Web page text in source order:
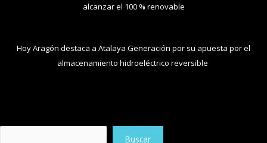
alcanzar el 100 % renovable
Hoy Aragón destaca a Atalaya Generación por su apuesta por el
almacenamiento hidroeléctrico reversible
Buscar